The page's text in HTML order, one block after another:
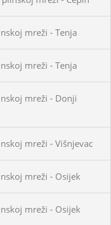
mreži - Tenja
mreži - Tenja
mreži - Donji
mreži - Višnjevac
mreži - Osijek
mreži - Osijek